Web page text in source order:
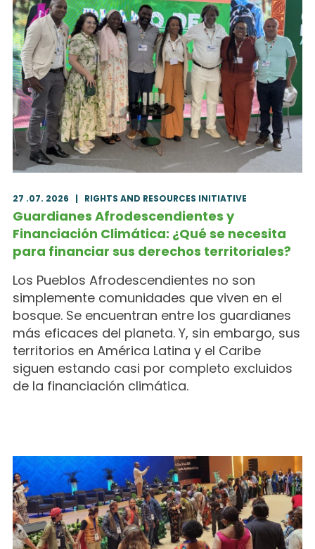
27 .07. 2026 | RIGHTS AND RESOURCES INITIATIVE
Guardianes Afrodescendientes y
Financiación Climática: ¿Qué se necesita
para financiar sus derechos territoriales?
Los Pueblos Afrodescendientes no son
simplemente comunidades que viven en el
bosque. Se encuentran entre los guardianes
más eficaces del planeta. Y, sin embargo, sus
territorios en América Latina y el Caribe
siguen estando casi por completo excluidos
de la financiación climática.